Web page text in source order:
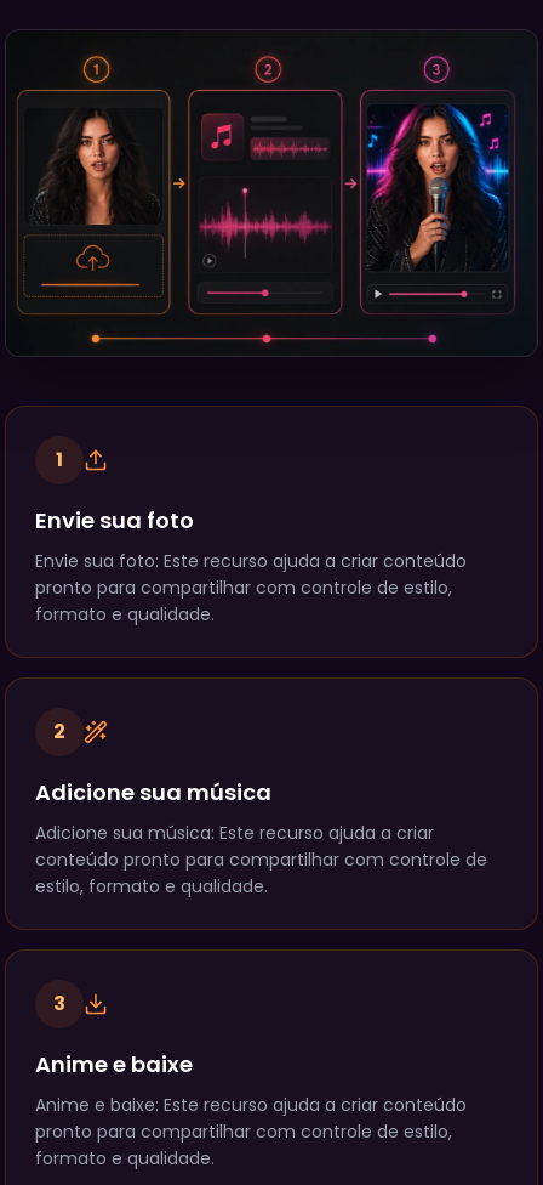
1
Envie sua foto
Envie sua foto: Este recurso ajuda a criar conteúdo
pronto para compartilhar com controle de estilo,
formato e qualidade.
2
Adicione sua música
Adicione sua música: Este recurso ajuda a criar
conteúdo pronto para compartilhar com controle de
estilo, formato e qualidade.
3
Anime e baixe
Anime e baixe: Este recurso ajuda a criar conteúdo
pronto para compartilhar com controle de estilo,
formato e qualidade.